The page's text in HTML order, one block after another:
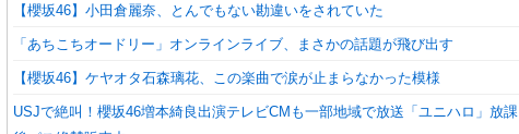
【櫻坂46】小田倉麗奈、とんでもない勘違いをされていた
「あちこちオードリー」オンラインライブ、まさかの話題が飛び出す
【櫻坂46】ケヤオタ石森璃花、この楽曲で涙が止まらなかった模様
USJで絶叫！櫻坂46増本綺良出演テレビCMも一部地域で放送「ユニハロ」放課